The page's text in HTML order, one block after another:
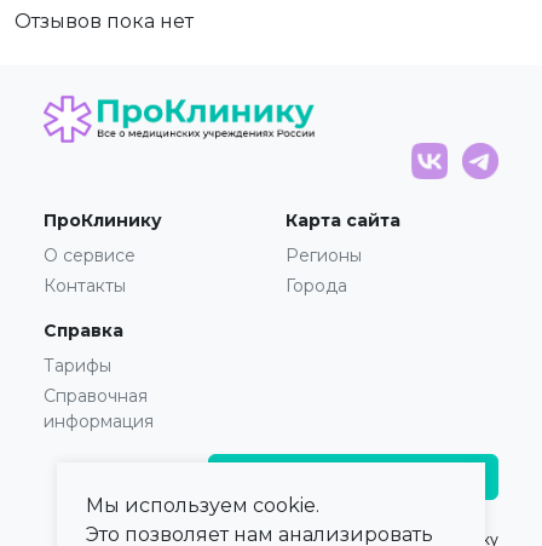
Отзывов пока нет
ПроКлинику
О сервисе
Контакты
Карта сайта
Регионы
Города
Справка
Тарифы
Справочная
информация
© 2021 — 2026,ПроКлинику
Мы используем cookie.
Это позволяет нам анализировать